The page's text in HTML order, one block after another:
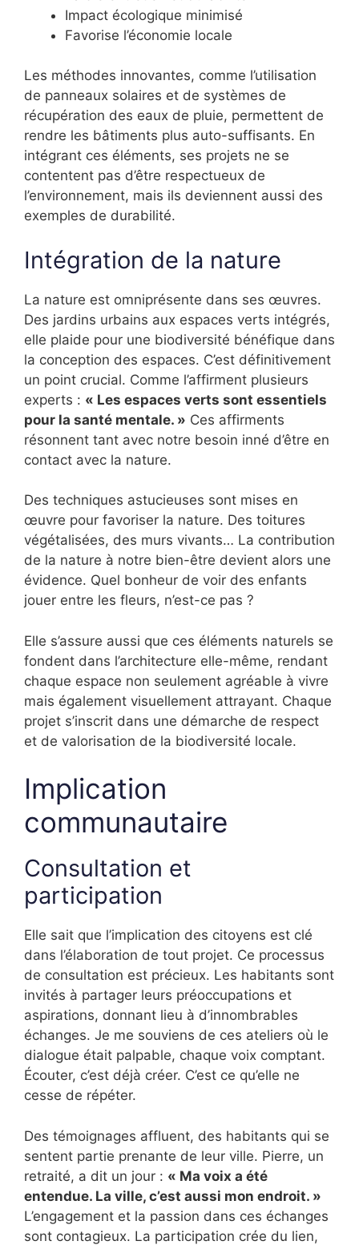
Impact écologique minimisé
Favorise l’économie locale
Les méthodes innovantes, comme l’utilisation
de panneaux solaires et de systèmes de
récupération des eaux de pluie, permettent de
rendre les bâtiments plus auto-suffisants. En
intégrant ces éléments, ses projets ne se
contentent pas d’être respectueux de
l’environnement, mais ils deviennent aussi des
exemples de durabilité.
Intégration de la nature
La nature est omniprésente dans ses œuvres.
Des jardins urbains aux espaces verts intégrés,
elle plaide pour une biodiversité bénéfique dans
la conception des espaces. C’est définitivement
un point crucial. Comme l’affirment plusieurs
experts : « Les espaces verts sont essentiels
pour la santé mentale. » Ces affirments
résonnent tant avec notre besoin inné d’être en
contact avec la nature.
Des techniques astucieuses sont mises en
œuvre pour favoriser la nature. Des toitures
végétalisées, des murs vivants… La contribution
de la nature à notre bien-être devient alors une
évidence. Quel bonheur de voir des enfants
jouer entre les fleurs, n’est-ce pas ?
Elle s’assure aussi que ces éléments naturels se
fondent dans l’architecture elle-même, rendant
chaque espace non seulement agréable à vivre
mais également visuellement attrayant. Chaque
projet s’inscrit dans une démarche de respect
et de valorisation de la biodiversité locale.
Implication
communautaire
Consultation et
participation
Elle sait que l’implication des citoyens est clé
dans l’élaboration de tout projet. Ce processus
de consultation est précieux. Les habitants sont
invités à partager leurs préoccupations et
aspirations, donnant lieu à d’innombrables
échanges. Je me souviens de ces ateliers où le
dialogue était palpable, chaque voix comptant.
Écouter, c’est déjà créer. C’est ce qu’elle ne
cesse de répéter.
Des témoignages affluent, des habitants qui se
sentent partie prenante de leur ville. Pierre, un
retraité, a dit un jour : « Ma voix a été
entendue. La ville, c’est aussi mon endroit. »
L’engagement et la passion dans ces échanges
sont contagieux. La participation crée du lien,